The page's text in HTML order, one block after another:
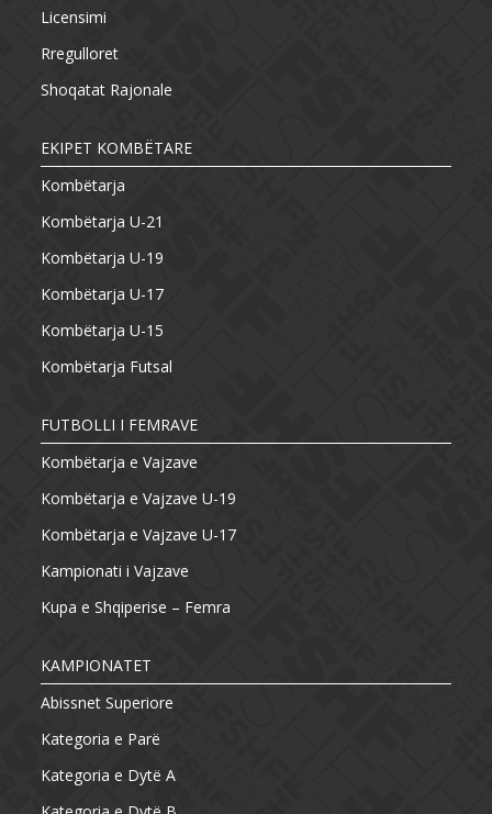
Licensimi
Rregulloret
Shoqatat Rajonale
EKIPET KOMBËTARE
Kombëtarja
Kombëtarja U-21
Kombëtarja U-19
Kombëtarja U-17
Kombëtarja U-15
Kombëtarja Futsal
FUTBOLLI I FEMRAVE
Kombëtarja e Vajzave
Kombëtarja e Vajzave U-19
Kombëtarja e Vajzave U-17
Kampionati i Vajzave
Kupa e Shqiperise – Femra
KAMPIONATET
Abissnet Superiore
Kategoria e Parë
Kategoria e Dytë A